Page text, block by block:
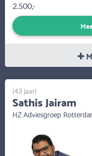
2.500,-
(43 jaar)
Sathis Jairam
HZ Adviesgroep